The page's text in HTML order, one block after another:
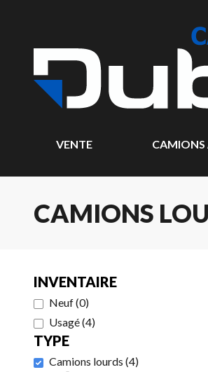
VENTE CAMIONS
CAMIONS
INVENTAIRE
Neuf(0)
Usagé(4)
TYPE
Camions lourds (4)